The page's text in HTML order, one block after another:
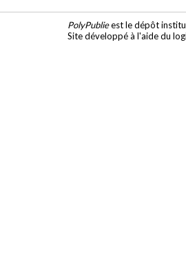
PolyPublieest le dépôt
Site développé à l'aide du